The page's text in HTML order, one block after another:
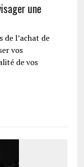
une
de l’achat de
vos
de vos